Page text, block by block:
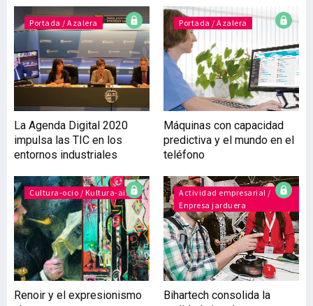
experta en implantación
de proyectos de
tecnología Oracle-, fruto
de la especialización en
‘cloud’ y de su estrecho
trabajo con la
multinacional es
absolutamente
innovadora, tal y como
explica su director general,
Hugo Amann, “porque
financiamos el proyecto
prorrateándolo a lo largo
de la duración de la
suscripción. A esto hay
Portada / Azalera
La Agenda Digital 2020
impulsa las TIC en los
entornos industriales
Portada / Azalera
Máquinas con capacidad
predictiva y el mundo en el
teléfono
Cultura-ocio / Kultura-aisia
Renoir y el expresionismo
Actividad empresarial /
Enpresa jarduera
Bihartech consolida la